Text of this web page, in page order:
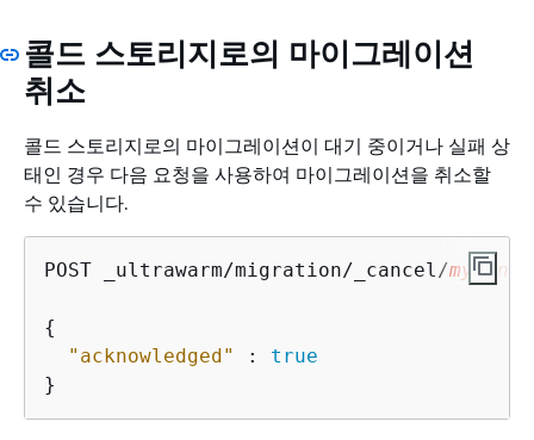
콜드 스토리지로의 마이그레이션
취소
콜드 스토리지로의 마이그레이션이 대기 중이거나 실패 상
태인 경우 다음 요청을 사용하여 마이그레이션을 취소할
수 있습니다.
POST _ultrawarm/migration/_cancel/my-
{
"acknowledged"
: true
}